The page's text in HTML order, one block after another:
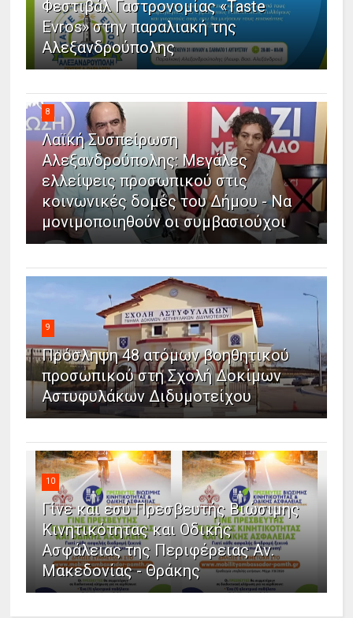
Φεστιβάλ Γαστρονομίας «Taste
Evros» στην παραλιακή της
Αλεξανδρούπολης
8
Λαϊκή Συσπείρωση
Αλεξανδρούπολης: Μεγάλες
ελλείψεις προσωπικού στις
κοινωνικές δομές του Δήμου - Να
μονιμοποιηθούν οι συμβασιούχοι
9
Πρόσληψη 48 ατόμων βοηθητικού
προσωπικού στη Σχολή Δοκίμων
Αστυφυλάκων Διδυμοτείχου
10
Γίνε και εσύ Πρεσβευτής Βιώσιμης
Κινητικότητας και Οδικής
Ασφάλειας της Περιφέρειας Αν.
Μακεδονίας - Θράκης